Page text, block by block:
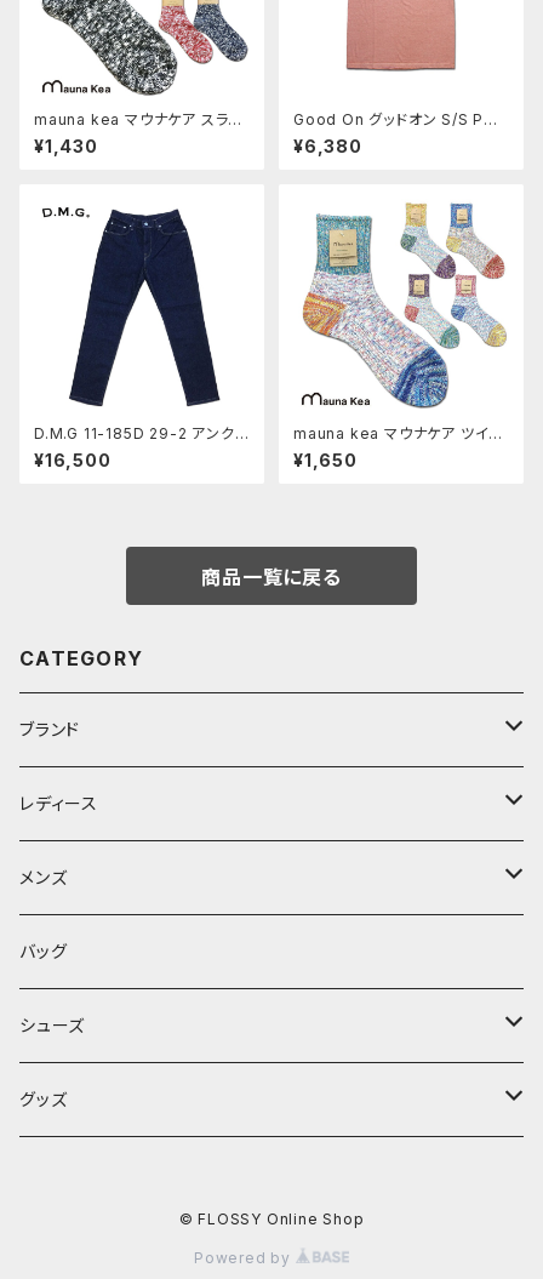
mauna kea マウナケア スラブ
ネップツイスター杢ソックス So
cks Cotton Hemp 綿 麻 靴下
502
¥1,430
Good On グッドオン S/S POC
KET TEE ショートスリーブポケ
ットTシャツ P-CORAL コーラ
903
¥6,380
D.M.G 11-185D 29-2 アンクル
デニムパンツ OW ワンウォッシ
ュ 11ozストレッチ ジーンズ ア
¥16,500
mauna kea マウナケア ツイス
ター3面切替ソックス Socks C
otton Hemp 綿 麻 靴下 メン
¥1,650
商品一覧に戻る
CATEGORY
ブランド
D.M.G
Brocante
LUEUF
Kerry Woollen Mills
Harley of Scotland
レディース
アウター
トップス
カットソー
ニット
ボトムス
パンツ
ワンピース
メンズ
アウター
トップス
カットソー
ボトムス
バッグ
シューズ
スニーカー
グッズ
© FLOSSY Online Shop
Powered by